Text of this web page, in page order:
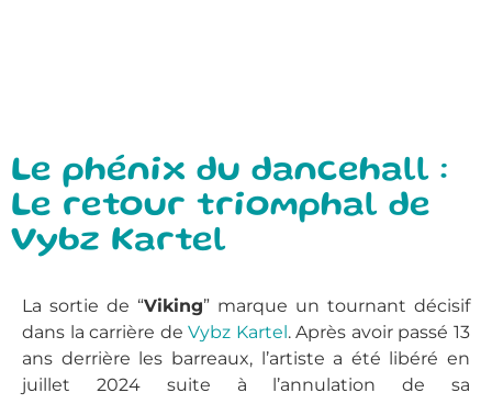
Le phénix du dancehall :
Le retour triomphal de
Vybz Kartel
La sortie de “Viking” marque un tournant décisif
dans la carrière deVybz Kartel . Après avoir passé 13
ans derrière les barreaux, l’artiste a été libéré en
juillet 2024 suite à l’annulation de sa